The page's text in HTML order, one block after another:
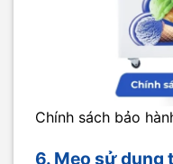
Chính sách bảo
6. Mẹo sử dụng